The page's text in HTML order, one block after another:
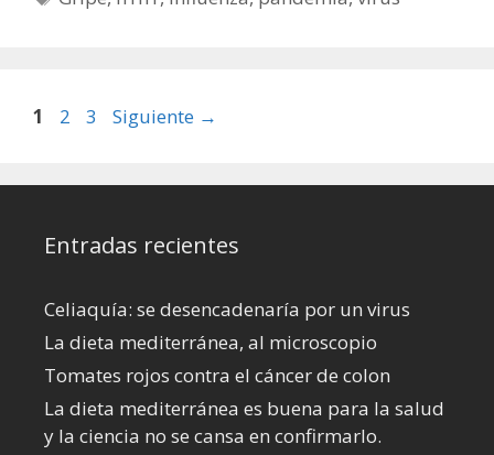
Página
1 Página
2 Página
3 Siguiente →
Entradas recientes
Celiaquía: se desencadenaría por un virus
La dieta mediterránea, al microscopio
Tomates rojos contra el cáncer de colon
La dieta mediterránea es buena para la salud
y la ciencia no se cansa en confirmarlo.